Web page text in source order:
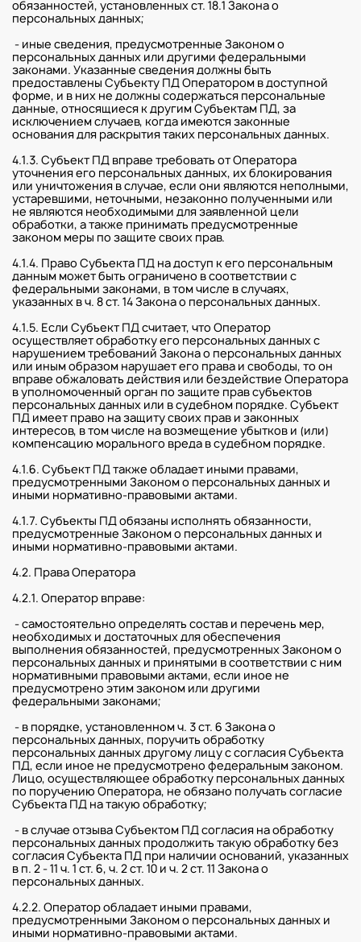
обязанностей, установленных ст. 18.1 Закона о
персональных данных;
- иные сведения, предусмотренные Законом о
персональных данных или другими федеральными
законами. Указанные сведения должны быть
предоставлены Субъекту ПД Оператором в доступной
форме, и в них не должны содержаться персональные
данные, относящиеся к другим Субъектам ПД, за
исключением случаев, когда имеются законные
основания для раскрытия таких персональных данных.
4.1.3. Субъект ПД вправе требовать от Оператора
уточнения его персональных данных, их блокирования
или уничтожения в случае, если они являются неполными,
устаревшими, неточными, незаконно полученными или
не являются необходимыми для заявленной цели
обработки, а также принимать предусмотренные
законом меры по защите своих прав.
4.1.4. Право Субъекта ПД на доступ к его персональным
данным может быть ограничено в соответствии с
федеральными законами, в том числе в случаях,
указанных в ч. 8 ст. 14 Закона о персональных данных.
4.1.5. Если Субъект ПД считает, что Оператор
осуществляет обработку его персональных данных с
нарушением требований Закона о персональных данных
или иным образом нарушает его права и свободы, то он
вправе обжаловать действия или бездействие Оператора
в уполномоченный орган по защите прав субъектов
персональных данных или в судебном порядке. Субъект
ПД имеет право на защиту своих прав и законных
интересов, в том числе на возмещение убытков и (или)
компенсацию морального вреда в судебном порядке.
4.1.6. Субъект ПД также обладает иными правами,
предусмотренными Законом о персональных данных и
иными нормативно-правовыми актами.
4.1.7. Субъекты ПД обязаны исполнять обязанности,
предусмотренные Законом о персональных данных и
иными нормативно-правовыми актами.
4.2. Права Оператора
4.2.1. Оператор вправе:
- самостоятельно определять состав и перечень мер,
необходимых и достаточных для обеспечения
выполнения обязанностей, предусмотренных Законом о
персональных данных и принятыми в соответствии с ним
нормативными правовыми актами, если иное не
предусмотрено этим законом или другими
федеральными законами;
- в порядке, установленном ч. 3 ст. 6 Закона о
персональных данных, поручить обработку
персональных данных другому лицу с согласия Субъекта
ПД, если иное не предусмотрено федеральным законом.
Лицо, осуществляющее обработку персональных данных
по поручению Оператора, не обязано получать согласие
Субъекта ПД на такую обработку;
- в случае отзыва Субъектом ПД согласия на обработку
персональных данных продолжить такую обработку без
согласия Субъекта ПД при наличии оснований, указанных
в п. 2 - 11 ч. 1 ст. 6, ч. 2 ст. 10 и ч. 2 ст. 11 Закона о
персональных данных.
4.2.2. Оператор обладает иными правами,
предусмотренными Законом о персональных данных и
иными нормативно-правовыми актами.